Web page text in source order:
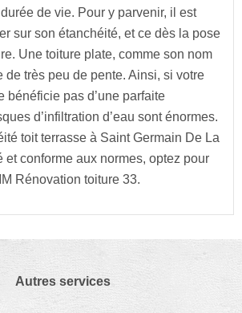
de vie. Pour y parvenir, il est
sur son étanchéité, et ce dès la pose
Une toiture plate, comme son nom
de très peu de pente. Ainsi, si votre
bénéficie pas d’une parfaite
d’infiltration d’eau sont énormes.
toit terrasse à Saint Germain De La
et conforme aux normes, optez pour
Rénovation toiture 33.
Autres services